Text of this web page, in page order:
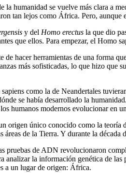
la humanidad se vuelve más clara a
tan lejos como África. Pero, aunque
y del Homo erectus la que dio
que ellos. Para empezar, el Homo
hacer herramientas de una forma
más sofisticadas, lo que hizo que
como la de Neandertales
se había desarrollado la
humanos modernos evolucionar en
origen único conocido como la
áreas de la Tierra. Y durante la
pruebas de ADN revolucionaron
analizar la información genética de
a un lugar de origen: África.